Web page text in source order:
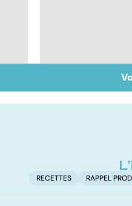
Le sperme :
odeur, sa
RECETTES RAPPEL